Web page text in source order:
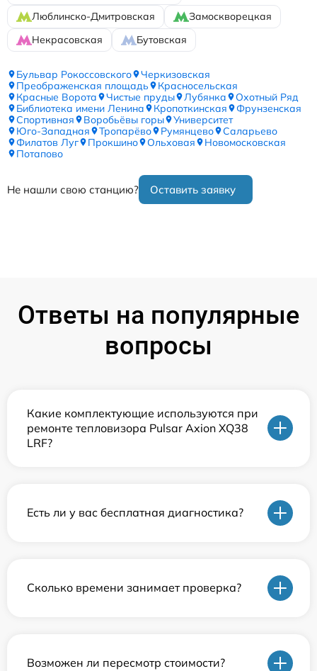
Люблинско-Дмитровская
Замоскворецкая
Некрасовская
Бутовская
Бульвар Рокоссовского
Черкизовская
Преображенская площадь
Красносельская
Красные Ворота
Чистые пруды Лубянка
Охотный Ряд
Библиотека имени Ленина
Кропоткинская
Фрунзенская
Спортивная
Воробьёвы горы
Университет
Юго-Западная
Тропарёво Румянцево
Саларьево
Филатов Луг
Прокшино Ольховая
Новомосковская
Потапово
Не нашли свою станцию? Оставить заявку
Ответы на популярные
вопросы
Какие комплектующие используются при
ремонте тепловизора Pulsar Axion XQ38
LRF?
Есть ли у вас бесплатная диагностика?
Сколько времени занимает проверка?
Возможен ли пересмотр стоимости?